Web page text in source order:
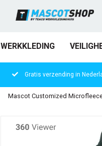
WERKKLEDING
Gratis verzending in
Mascot Customized